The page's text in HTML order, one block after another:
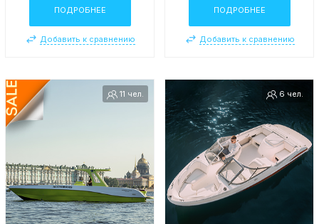
ПОДРОБНЕЕ
Добавить к сравнению
ПОДРОБНЕЕ
Добавить к сравнению
11 чел. 6 чел.